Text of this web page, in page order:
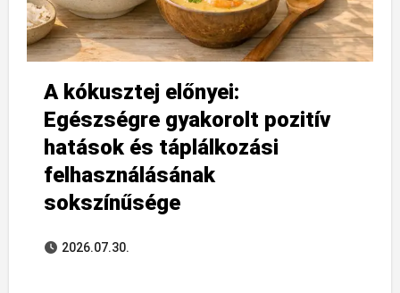
A kókusztej előnyei:
Egészségre gyakorolt pozitív
hatások és táplálkozási
felhasználásának
sokszínűsége
2026.07.30.